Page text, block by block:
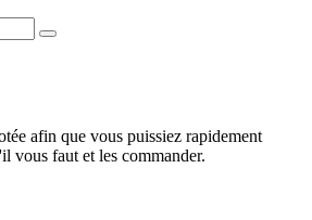
afin que vous puissiez rapidement
vous faut et les commander.